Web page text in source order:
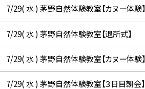
7/29( 水 ) 茅野自然体験教室【カヌー体験】
7/29( 水 ) 茅野自然体験教室【退所式】
7/29( 水 ) 茅野自然体験教室【カヌー体験】
7/29( 水 ) 茅野自然体験教室【３日目朝会】